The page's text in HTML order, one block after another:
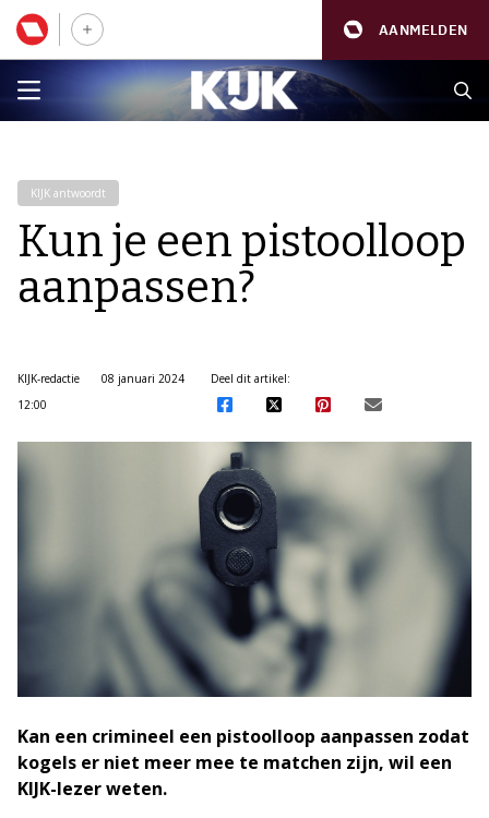
AANMELDEN
KIJK antwoordt
Kun je een pistoolloop
aanpassen?
KIJK-redactie
08 januari 2024
12:00
Deel dit artikel:
Kan een crimineel een pistoolloop aanpassen zodat
kogels er niet meer mee te matchen zijn, wil een
KIJK-lezer weten.